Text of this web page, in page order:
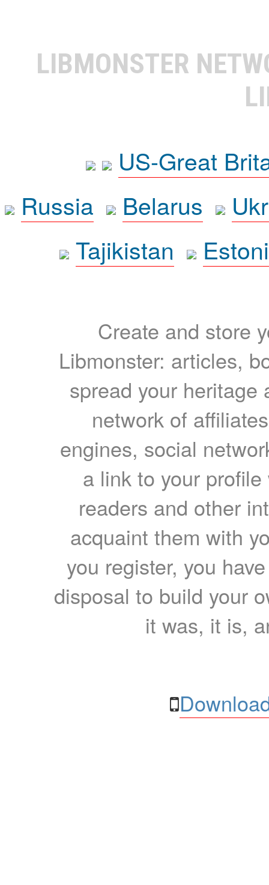
LIBMONSTER
US-Great
Russia
Belarus
Tajikistan
Create and store
Libmonster: articles,
spread your heritage
network of
engines, social
a link to your
readers and other
acquaint them with
you register, you
disposal to build your
it was, it is,